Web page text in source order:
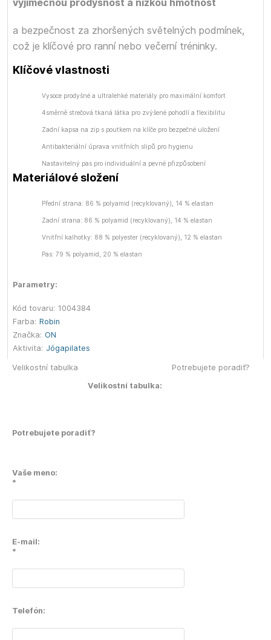
výjimečnou prodyšnost a nízkou hmotnost
a bezpečnost za zhoršených světelných podmínek,
což je klíčové pro ranní nebo večerní tréninky.
Klíčové vlastnosti
Vysoce prodyšné a ultralehké materiály pro maximální komfort
4směrně strečová tkaná látka pro zvýšené pohodlí a flexibilitu
Zadní kapsa na zip s poutkem na klíče pro bezpečné uložení
Antibakteriální úprava vnitřních slipů pro hygienu
Nastavitelný pas pro individuální a pevné přizpůsobení
Materiálové složení
Přední strana: 86 % polyamid (recyklovaný), 14 % elastan
Zadní strana: 86 % polyamid (recyklovaný), 14 % elastan
Vnitřní kalhotky: 88 % polyester (recyklovaný), 12 % elastan
Pas: 79 % polyamid, 20 % elastan
Parametry:
Kód tovaru: 1004384
Farba: Robin
Značka: ON
Aktivita: Jógapilates
Velikostní tabulka
Velikostní tabulka:
Potrebujete poradiť?
Potrebujete poradiť?
Vaše meno:
*
E-mail:
*
Telefón: